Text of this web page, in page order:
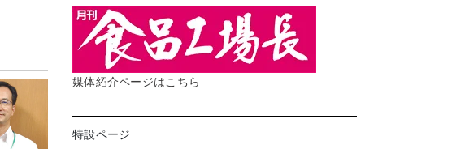
媒体紹介ページはこちら
特設ページ